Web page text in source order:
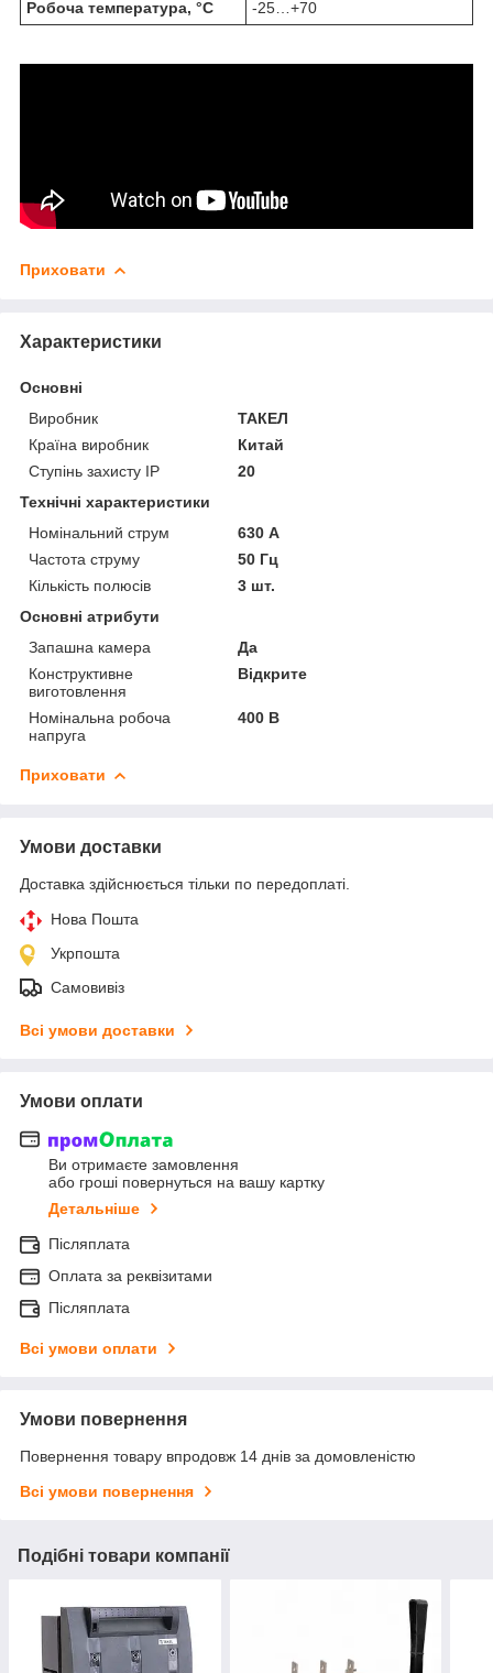
Робоча температура, °C -25…+70
Приховати
Характеристики
Основні
Виробник
ТАКЕЛ
Країна виробник
Китай
Ступінь захисту IP
20
Технічні характеристики
Номінальний струм
630 А
Частота струму
50 Гц
Кількість полюсів
3 шт.
Основні атрибути
Запашна камера
Да
Конструктивне
виготовлення
Відкрите
Номінальна робоча
напруга
400 В
Приховати
Умови доставки
Доставка здійснюється тільки по передоплаті.
Нова Пошта
Укрпошта
Самовивіз
Всі умови доставки
Умови оплати
Ви отримаєте замовлення
або гроші повернуться на вашу картку
Детальніше
Післяплата
Оплата за реквізитами
Післяплата
Всі умови оплати
Умови повернення
Повернення товару впродовж 14 днів за домовленістю
Всі умови повернення
Подібні товари компанії